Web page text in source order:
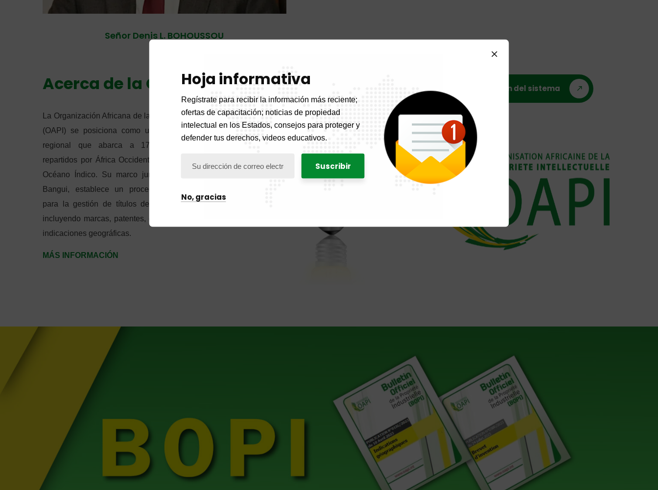
Señor Denis L. BOHOUSSOU
Acerca de la OAPI
La Organización Africana de la Propiedad Intelectual
(OAPI) se posiciona como una importante oficina
regional que abarca a 17 Estados miembros
repartidos por África Occidental, África Central y el
Océano Índico. Su marco jurídico, el Acuerdo de
Bangui, establece un procedimiento centralizado
para la gestión de títulos de propiedad industrial,
incluyendo marcas, patentes, diseños industriales e
indicaciones geográficas.
MÁS INFORMACIÓN
Operación del sistema
Hoja informativa
Regístrate para recibir la información más reciente;
ofertas de capacitación; noticias de propiedad
intelectual en los Estados, consejos para proteger y
defender tus derechos, videos educativos.
No, gracias